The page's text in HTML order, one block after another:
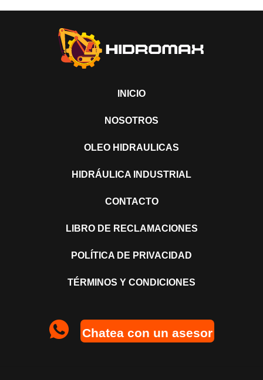
INICIO
NOSOTROS
OLEO HIDRAULICAS
HIDRÁULICA INDUSTRIAL
CONTACTO
LIBRO DE RECLAMACIONES
POLÍTICA DE PRIVACIDAD
TÉRMINOS Y CONDICIONES
Chatea con un asesor